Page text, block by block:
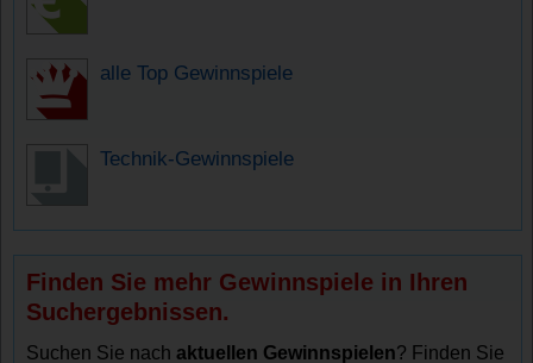
alle Top Gewinnspiele
Technik-Gewinnspiele
Finden Sie mehr Gewinnspiele in Ihren
Suchergebnissen.
Suchen Sie nachaktuellen Gewinnspielen? Finden Sie